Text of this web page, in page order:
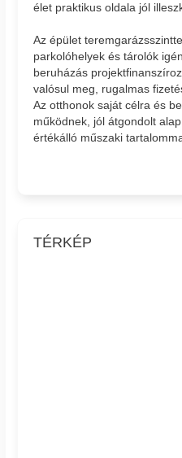
élet praktikus oldala jól
Az épület
parkolóhelyek és tárolók
beruházás
valósul meg, rugalmas
Az otthonok saját célra és
működnek, jól átgondolt
értékálló műszaki
TÉRKÉP